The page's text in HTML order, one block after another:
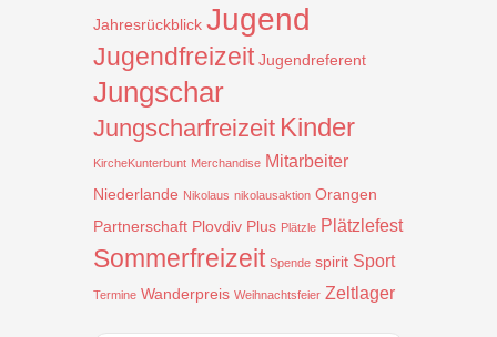
Jahresrückblick Jugend
Jugendfreizeit Jugendreferent
Jungschar
Jungscharfreizeit Kinder
KircheKunterbunt Merchandise Mitarbeiter
Niederlande Nikolaus nikolausaktion Orangen
Partnerschaft Plovdiv Plus Plätzle Plätzlefest
Sommerfreizeit Spende spirit Sport
Termine Wanderpreis Weihnachtsfeier Zeltlager